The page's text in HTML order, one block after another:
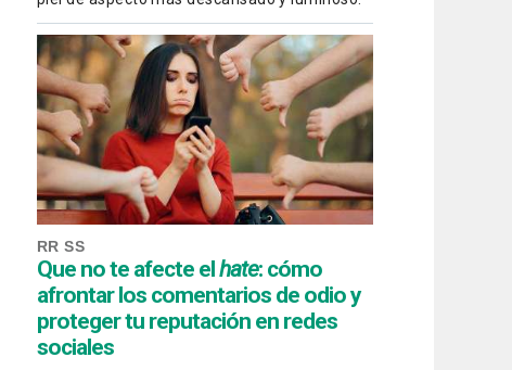
RR SS
Que no te afecte el hate: cómo
afrontar los comentarios de odio y
proteger tu reputación en redes
sociales